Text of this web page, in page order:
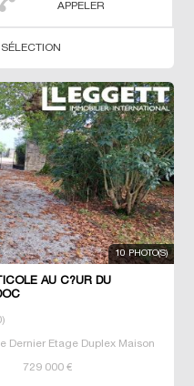
APPELER
10 PHOTO(S)
AU C?UR DU
)
Dernier Etage Duplex Maison
729 000 €